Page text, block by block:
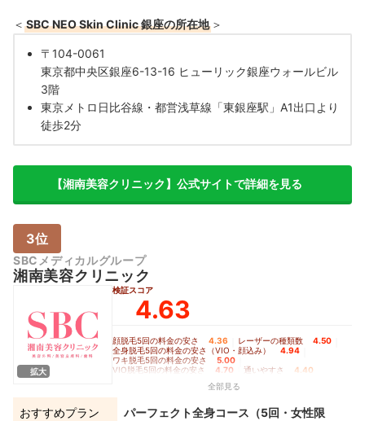
＜ SBC NEO Skin Clinic 銀座の所在地 ＞
〒104-0061
東京都中央区銀座6-13-16 ヒューリック銀座ウォールビル
3階
東京メトロ日比谷線・都営浅草線「東銀座駅」A1出口より
徒歩2分
【湘南美容クリニック】公式サイトで詳細を見る
3位
SBCメディカルグループ
湘南美容クリニック
拡大
検証スコア
4.63
顔脱毛5回の料金の安さ 4.36 レーザーの種類数 4.50
全身脱毛5回の料金の安さ（VIO・顔込み） 4.94
ワキ脱毛5回の料金の安さ 5.00
VIO脱毛5回の料金の安さ 4.70 通いやすさ
4.40
全部見る
おすすめプラン
パーフェクト全身コース（5回・女性限